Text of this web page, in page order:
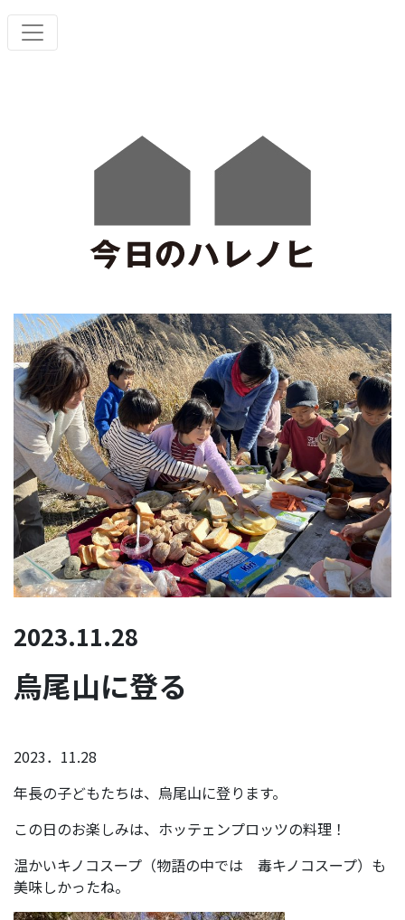
2023.11.28
烏尾山に登る
2023．11.28
年長の子どもたちは、烏尾山に登ります。
この日のお楽しみは、ホッテェンプロッツの料理！
温かいキノコスープ（物語の中では 毒キノコスープ）も
美味しかったね。